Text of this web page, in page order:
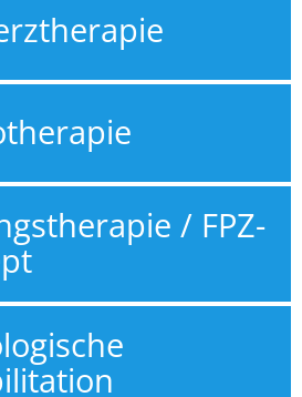
/ FPZ-